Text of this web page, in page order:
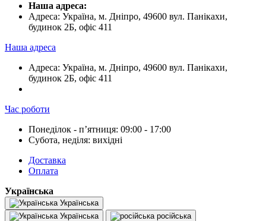
Наша адреса:
Адреса: Україна, м. Дніпро, 49600 вул. Панікахи,
будинок 2Б, офіс 411
Наша адреса
Адреса: Україна, м. Дніпро, 49600 вул. Панікахи,
будинок 2Б, офіс 411
Час роботи
Понеділок - пʼятниця: 09:00 - 17:00
Субота, неділя: вихідні
Доставка
Оплата
Українська
Українська
Українська
російська